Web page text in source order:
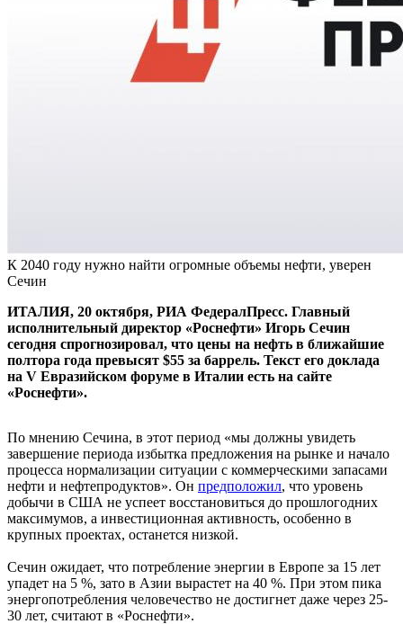
К 2040 году нужно найти огромные объемы нефти, уверен
Сечин
ИТАЛИЯ, 20 октября, РИА ФедералПресс. Главный
исполнительный директор «Роснефти» Игорь Сечин
сегодня спрогнозировал, что цены на нефть в ближайшие
полтора года превысят $55 за баррель. Текст его доклада
на V Евразийском форуме в Италии есть на сайте
«Роснефти».
По мнению Сечина, в этот период «мы должны увидеть
завершение периода избытка предложения на рынке и начало
процесса нормализации ситуации с коммерческими запасами
нефти и нефтепродуктов». Он предположил, что уровень
добычи в США не успеет восстановиться до прошлогодних
максимумов, а инвестиционная активность, особенно в
крупных проектах, останется низкой.
Сечин ожидает, что потребление энергии в Европе за 15 лет
упадет на 5 %, зато в Азии вырастет на 40 %. При этом пика
энергопотребления человечество не достигнет даже через 25-
30 лет, считают в «Роснефти».